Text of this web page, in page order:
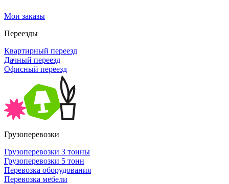
Мои заказы
Переезды
Квартирный переезд
Дачный переезд
Офисный переезд
Грузоперевозки
Грузоперевозки 3 тонны
Грузоперевозки 5 тонн
Перевозка оборудования
Перевозка мебели